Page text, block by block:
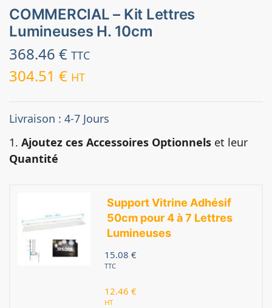
COMMERCIAL – Kit Lettres
Lumineuses H. 10cm
368.46 € TTC
304.51 € HT
Livraison : 4-7 Jours
1. Ajoutez ces Accessoires Optionnels et leur
Quantité
Support Vitrine Adhésif
50cm pour 4 à 7 Lettres
Lumineuses
15.08 €
TTC
12.46 €
HT